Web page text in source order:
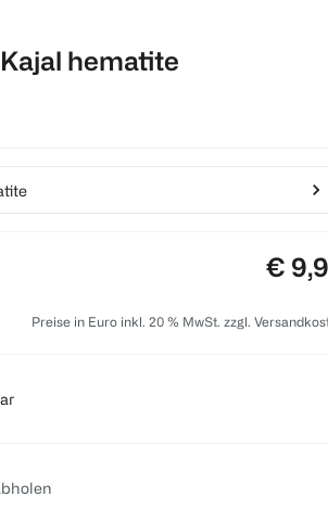
hematite
€
Preise in Euro inkl. 20 % MwSt. zzgl.